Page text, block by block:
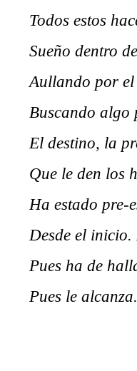
Todos estos
Sueño dentro
Aullando por el
Buscando algo
El destino, la
Que le den los
Ha estado pre-
Desde el
Pues ha de
Pues le